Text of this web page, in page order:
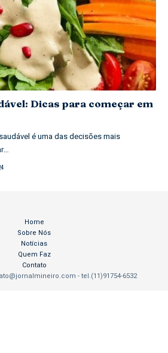
Dicas para começar em
é uma das decisões mais
- tel.(11)91754-6532
Home
Sobre Nós
Notícias
Quem Faz
Contato